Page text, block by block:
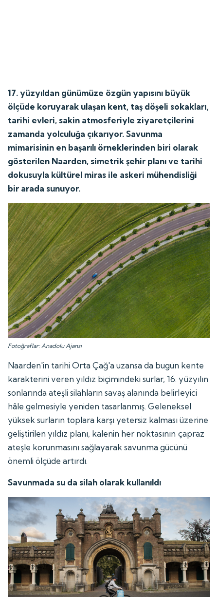
17. yüzyıldan günümüze özgün yapısını büyük
ölçüde koruyarak ulaşan kent, taş döşeli sokakları,
tarihi evleri, sakin atmosferiyle ziyaretçilerini
zamanda yolculuğa çıkarıyor. Savunma
mimarisinin en başarılı örneklerinden biri olarak
gösterilen Naarden, simetrik şehir planı ve tarihi
dokusuyla kültürel miras ile askeri mühendisliği
bir arada sunuyor.
Fotoğraflar: Anadolu Ajansı
Naarden'in tarihi Orta Çağ'a uzansa da bugün kente
karakterini veren yıldız biçimindeki surlar, 16. yüzyılın
sonlarında ateşli silahların savaş alanında belirleyici
hâle gelmesiyle yeniden tasarlanmış. Geleneksel
yüksek surların toplara karşı yetersiz kalması üzerine
geliştirilen yıldız planı, kalenin her noktasının çapraz
ateşle korunmasını sağlayarak savunma gücünü
önemli ölçüde artırdı.
Savunmada su da silah olarak kullanıldı